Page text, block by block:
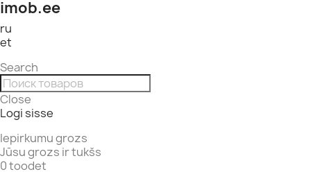
imob.ee
ru
et
Search
Close
Logi sisse
Iepirkumu grozs
Jūsu grozs ir tukšs
0 toodet